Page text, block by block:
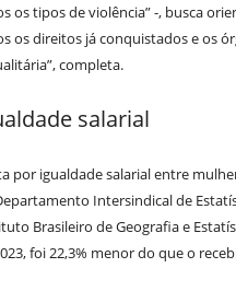
os tipos de violência” -, busca
os direitos já conquistados e os
completa.
salarial
por igualdade salarial entre
Intersindical de
Brasileiro de Geografia e
foi 22,3% menor do que o